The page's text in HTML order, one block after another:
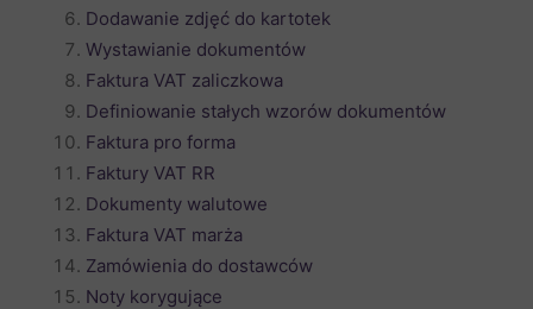
Dodawanie zdjęć do kartotek
Wystawianie dokumentów
Faktura VAT zaliczkowa
Definiowanie stałych wzorów dokumentów
Faktura pro forma
Faktury VAT RR
Dokumenty walutowe
Faktura VAT marża
Zamówienia do dostawców
Noty korygujące